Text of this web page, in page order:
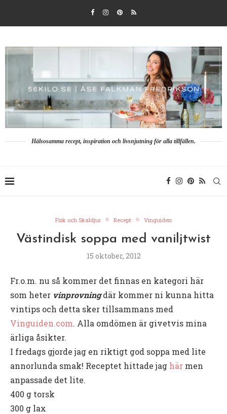
Hälsosamma recept, inspiration och livsnjutning för alla tillfällen.
Fisk och Skaldjur Recept Vinguiden
Västindisk soppa med vaniljtwist
15 oktober, 2012
Fr.o.m. nu så kommer det finnas en kategori här
som heter vinprovningdär kommer ni kunna hitta
vintips och detta sker tillsammans med
Vinguiden.com. Alla omdömen är givetvis mina
ärliga åsikter.
I fredags gjorde jag en riktigt god soppa med lite
annorlunda smak! Receptet hittade jag här men
anpassade det lite.
400 g torsk
300 g lax